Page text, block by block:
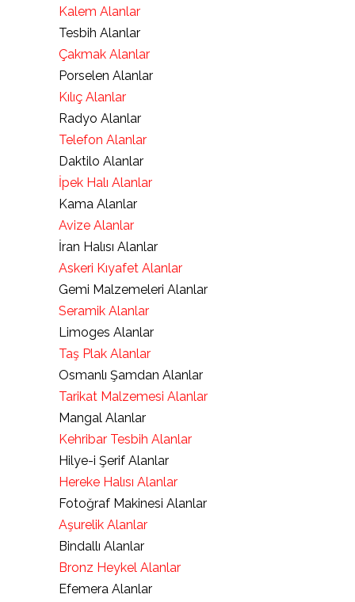
Kalem Alanlar
Tesbih Alanlar
Çakmak Alanlar
Porselen Alanlar
Kılıç Alanlar
Radyo Alanlar
Telefon Alanlar
Daktilo Alanlar
İpek Halı Alanlar
Kama Alanlar
Avize Alanlar
İran Halısı Alanlar
Askeri Kıyafet Alanlar
Gemi Malzemeleri Alanlar
Seramik Alanlar
Limoges Alanlar
Taş Plak Alanlar
Osmanlı Şamdan Alanlar
Tarikat Malzemesi Alanlar
Mangal Alanlar
Kehribar Tesbih Alanlar
Hilye-i Şerif Alanlar
Hereke Halısı Alanlar
Fotoğraf Makinesi Alanlar
Aşurelik Alanlar
Bindallı Alanlar
Bronz Heykel Alanlar
Efemera Alanlar